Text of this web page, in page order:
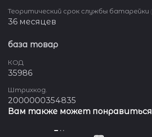
Теоритический срок службы батарейки
36 месяцев
база товар
КОД
35986
Штрихкод.
2000000354835
Вам также может понравиться